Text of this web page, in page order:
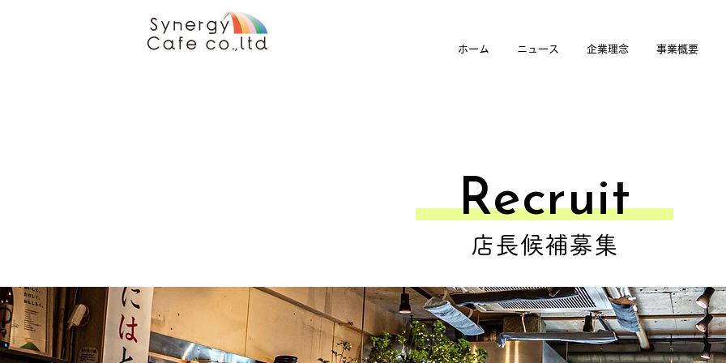
ホーム ニュース 企業理念 事業概要
店長候補募集
​Recruit